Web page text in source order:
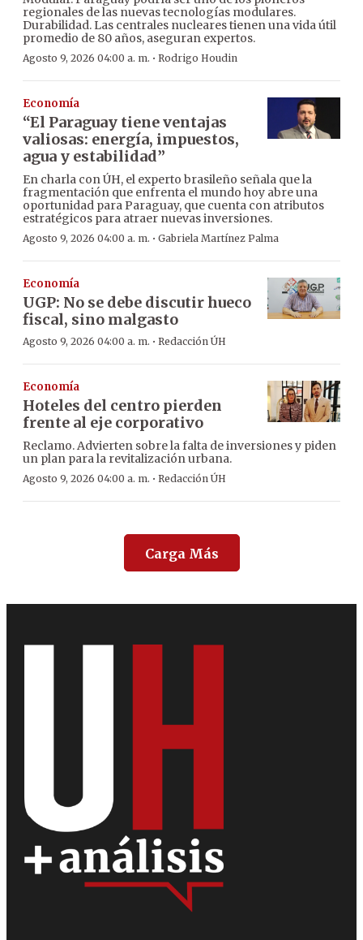
regionales de las nuevas tecnologías modulares.
Durabilidad. Las centrales nucleares tienen una vida útil
promedio de 80 años, aseguran expertos.
Agosto 9, 2026 04:00 a. m. · Rodrigo Houdin
Economía
“El Paraguay tiene ventajas
valiosas: energía, impuestos,
agua y estabilidad”
En charla con ÚH, el experto brasileño señala que la
fragmentación que enfrenta el mundo hoy abre una
oportunidad para Paraguay, que cuenta con atributos
estratégicos para atraer nuevas inversiones.
Agosto 9, 2026 04:00 a. m. · Gabriela Martínez Palma
Economía
UGP: No se debe discutir hueco
fiscal, sino malgasto
Agosto 9, 2026 04:00 a. m. · Redacción ÚH
Economía
Hoteles del centro pierden
frente al eje corporativo
Reclamo. Advierten sobre la falta de inversiones y piden
un plan para la revitalización urbana.
Agosto 9, 2026 04:00 a. m. · Redacción ÚH
Carga Más